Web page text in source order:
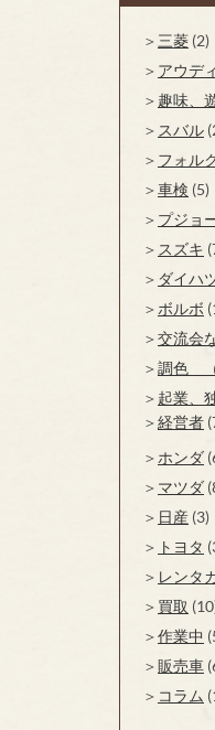
三菱 (2)
アウディ
趣味、
スバル
フォル
車検 (5)
プジョ
スズキ
ダイハ
ボルボ
交流会
調色 （
起業、
経営者
ホンダ
マツダ
日産 (3)
トヨタ
レンタ
買取
作業中
販売車
コラム